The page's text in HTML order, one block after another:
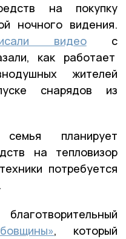
на покупку
ночного видения.
видеос
как работает
жителей
снарядов из
планирует
на тепловизор
потребуется
, который